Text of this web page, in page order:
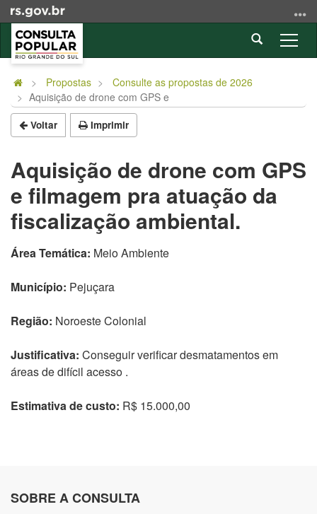
para
conteúdo
para
menu
para
busca
a
Abrir
a
Início
conteúdo
Propostas
Consulte as propostas de 2026
Aquisição de drone com GPS e
Voltar Imprimir
Aquisição de drone com GPS
e filmagem pra atuação da
fiscalização ambiental.
Área Temática: Meio Ambiente
Município: Pejuçara
Região: Noroeste Colonial
Justificativa: Conseguir verificar desmatamentos em
áreas de difícil acesso .
Estimativa de custo: R$ 15.000,00
SOBRE A CONSULTA